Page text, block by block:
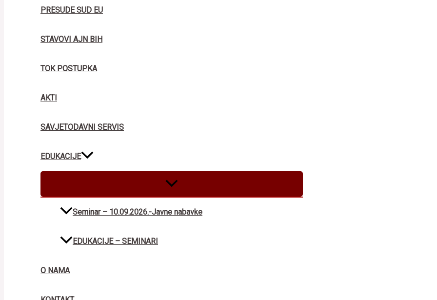
PRESUDE SUD EU
STAVOVI AJN BIH
TOK POSTUPKA
AKTI
SAVJETODAVNI SERVIS
EDUKACIJE
MENU
TOGGLE
Seminar – 10.09.2026.-Javne nabavke
EDUKACIJE – SEMINARI
O NAMA